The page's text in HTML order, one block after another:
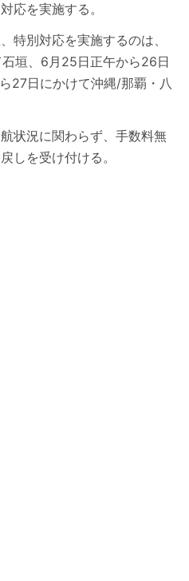
応を実施する。
特別対応を実施するのは、
垣、6月25日正午から26日
27日にかけて沖縄/那覇・八
状況に関わらず、手数料無
しを受け付ける。